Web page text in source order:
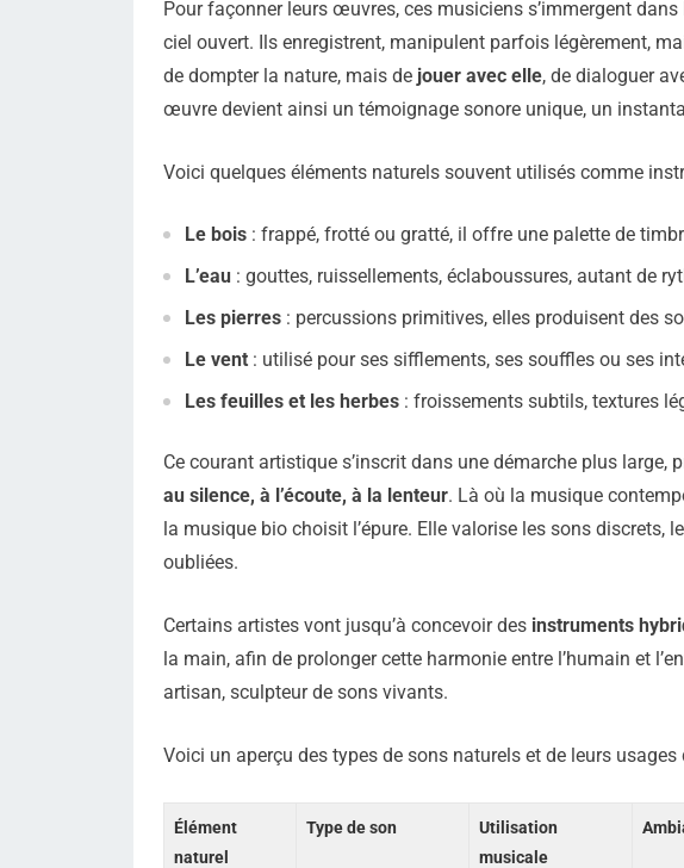
Pour façonner leurs œuvres, ces musiciens s’immergent
ciel ouvert. Ils enregistrent, manipulent parfois légèrement,
de dompter la nature, mais de jouer avec elle, de dialoguer
œuvre devient ainsi un témoignage sonore unique, un
Voici quelques éléments naturels souvent utilisés comme
Le bois : frappé, frotté ou gratté, il offre une palette de
L’eau : gouttes, ruissellements, éclaboussures, autant de
Les pierres : percussions primitives, elles produisent des
Le vent : utilisé pour ses sifflements, ses souffles ou ses
Les feuilles et les herbes : froissements subtils, textures
Ce courant artistique s’inscrit dans une démarche plus large,
au silence, à l’écoute, à la lenteur. Là où la musique
la musique bio choisit l’épure. Elle valorise les sons discrets,
oubliées.
Certains artistes vont jusqu’à concevoir des instruments
la main, afin de prolonger cette harmonie entre l’humain et
artisan, sculpteur de sons vivants.
Voici un aperçu des types de sons naturels et de leurs
Élément
naturel
Type de son
Utilisation
musicale